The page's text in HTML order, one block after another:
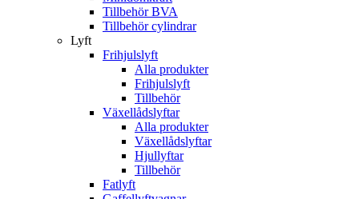
Tillbehör BVA
Tillbehör cylindrar
Lyft
Frihjulslyft
Alla produkter
Frihjulslyft
Tillbehör
Växellådslyftar
Alla produkter
Växellådslyftar
Hjullyftar
Tillbehör
Fatlyft